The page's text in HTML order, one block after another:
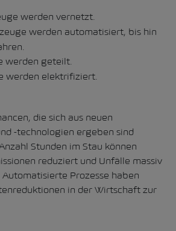
werden vernetzt.
werden automatisiert, bis hin
werden geteilt.
werden elektrifiziert.
die sich aus neuen
-technologien ergeben sind
Stunden im Stau können
reduziert und Unfälle massiv
Prozesse haben
in der Wirtschaft zur